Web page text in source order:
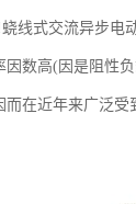
蛲线式交流异步电
因数高(因是阻性
而在近年来广泛受